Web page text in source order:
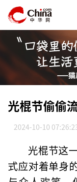
光棍节偷偷
2024-10-10
光棍节这
式应对着单身